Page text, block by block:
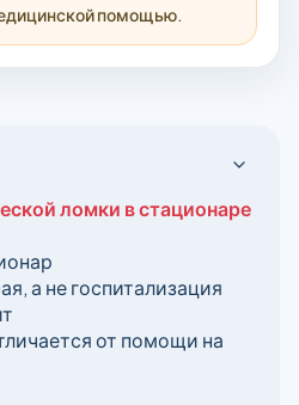
помощью.
ломки в стационаре
а не госпитализация
от помощи на